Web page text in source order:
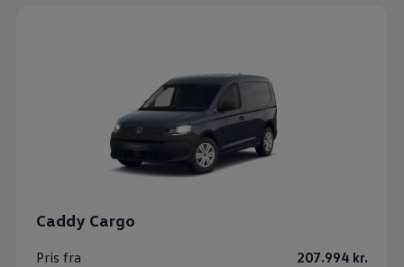
Caddy Cargo
Pris fra 207.994 kr.